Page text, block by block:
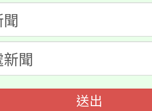
研習
綠生活教案入校路
食農教育專業人
送出